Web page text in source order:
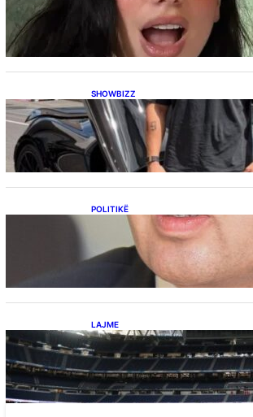
Dua Lipës: “Një event
botërorë”
SHOWBIZZ
Ish-banori i Big Brother
Kuqi ua mbyll gojën
dëshmi për supermakinën
POLITIKË
Përplasja VV-LDK për
Kërçeli i përgjigjet Hotit:
aleancën me SHBA-në”
LAJME
Ish-mesfushori i Real
Argjentinës,shtrohet
problemeve me zemrën,
e ardhshme